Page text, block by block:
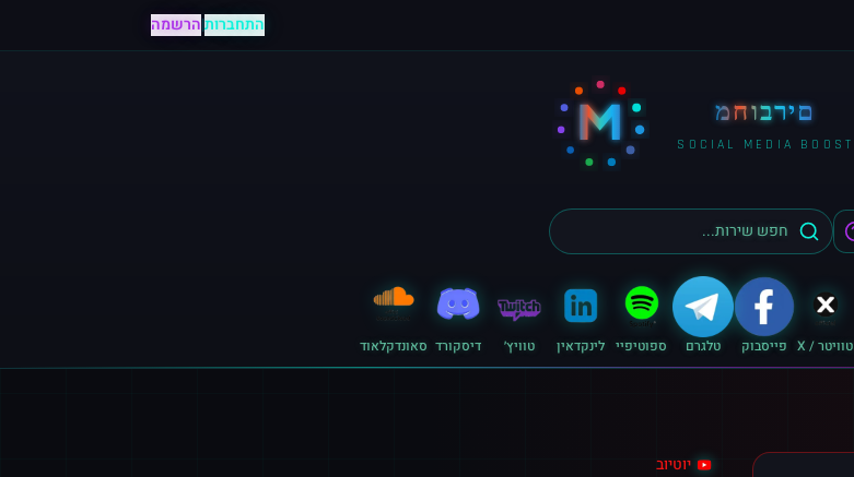
התחברות|הרשמה
M מחוברים
SOCIAL MEDIA BOOST
טוויטר / X פייסבוק טלגרם ספוטיפיי לינקדאין טוויץ׳ דיסקורד סאונדקלאוד
יוטיוב